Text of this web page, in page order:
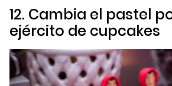
12. Cambia el pastel
ejército de cupcakes